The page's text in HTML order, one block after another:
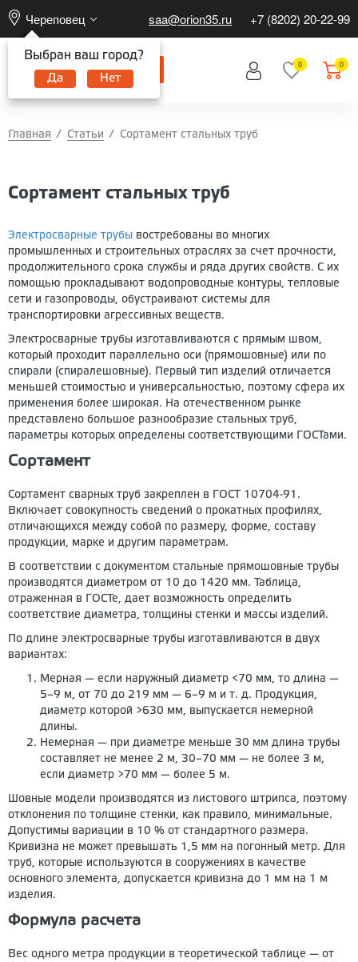
Череповец
Выбран ваш город?
Да Нет
saa@orion35.ru +7 (8202) 20-22-99
0 0
Главная Статьи Сортамент стальных труб
Сортамент стальных труб
Электросварные трубы востребованы во многих
промышленных и строительных отраслях за счет прочности,
продолжительного срока службы и ряда других свойств. С их
помощью прокладывают водопроводные контуры, тепловые
сети и газопроводы, обустраивают системы для
транспортировки агрессивных веществ.
Электросварные трубы изготавливаются с прямым швом,
который проходит параллельно оси (прямошовные) или по
спирали (спиралешовные). Первый тип изделий отличается
меньшей стоимостью и универсальностью, поэтому сфера их
применения более широкая. На отечественном рынке
представлено большое разнообразие стальных труб,
параметры которых определены соответствующими ГОСТами.
Сортамент
Сортамент сварных труб закреплен в ГОСТ 10704-91.
Включает совокупность сведений о прокатных профилях,
отличающихся между собой по размеру, форме, составу
продукции, марке и другим параметрам.
В соответствии с документом стальные прямошовные трубы
производятся диаметром от 10 до 1420 мм. Таблица,
отраженная в ГОСТе, дает возможность определить
соответствие диаметра, толщины стенки и массы изделий.
По длине электросварные трубы изготавливаются в двух
вариантах:
Мерная — если наружный диаметр <70 мм, то длина —
5–9 м, от 70 до 219 мм — 6–9 м и т. д. Продукция,
диаметр которой >630 мм, выпускается немерной
длины.
Немерная — при диаметре меньше 30 мм длина трубы
составляет не менее 2 м, 30–70 мм — не более 3 м,
если диаметр >70 мм — более 5 м.
Шовные модели производятся из листового штрипса, поэтому
отклонения по толщине стенки, как правило, минимальные.
Допустимы вариации в 10 % от стандартного размера.
Кривизна не может превышать 1,5 мм на погонный метр. Для
труб, которые используются в сооружениях в качестве
основного элемента, допускается кривизна до 1 мм на 1 м
изделия.
Формула расчета
Вес одного метра продукции в теоретической таблице — от